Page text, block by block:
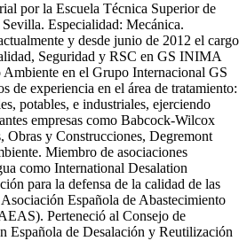
por la Escuela Técnica Superior de
Especialidad: Mecánica.
y desde junio de 2012 el cargo
Seguridad y RSC en GS INIMA
en el Grupo Internacional GS
de experiencia en el área de tratamiento:
potables, e industriales, ejerciendo
empresas como Babcock-Wilcox
Obras y Construcciones, Degremont
Miembro de asociaciones
como International Desalation
para la defensa de la calidad de las
Española de Abastecimiento
Perteneció al Consejo de
Española de Desalación y Reutilización